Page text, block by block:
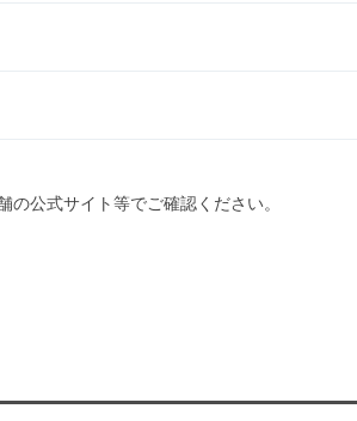
公式サイト等でご確認ください。